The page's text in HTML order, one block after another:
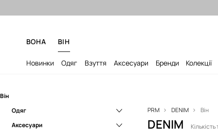
Безкоштовна
ВОНА ВІН
Новинки Одяг Взуття Аксесуари Бренди Колекції
Він
Одяг
Джинси
Аксесуари
PRM DENIM Він
DENIM